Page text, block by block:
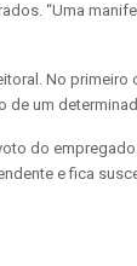
“Uma
No
de um
do
e fica